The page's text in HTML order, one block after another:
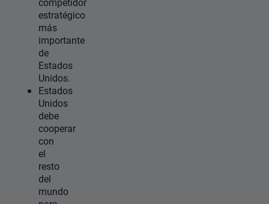
estratégico
más
importante
de
Estados
Unidos.
Estados
Unidos
debe
cooperar
con
el
resto
del
mundo